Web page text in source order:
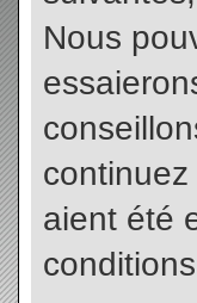
Nous
continuez
aient été